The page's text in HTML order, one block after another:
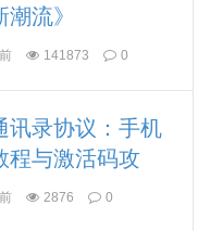
流》
141873 0
讯录协议：手机
程与激活码攻
2876 0